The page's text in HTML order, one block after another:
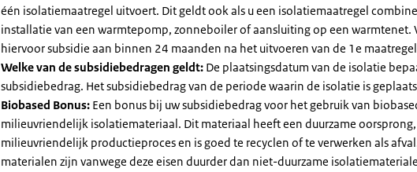
één isolatiemaatregel uitvoert. Dit geldt ook als u een isolatiemaatregel
installatie van een warmtepomp, zonneboiler of aansluiting op een warmtenet.
hiervoor subsidie aan binnen 24 maanden na het uitvoeren van de 1e
Welke van de subsidiebedragen geldt: De plaatsingsdatum van de isolatie
subsidiebedrag. Het subsidiebedrag van de periode waarin de isolatie is
Biobased Bonus: Een bonus bij uw subsidiebedrag voor het gebruik van
milieuvriendelijk isolatiemateriaal. Dit materiaal heeft een duurzame oorsprong,
milieuvriendelijk productieproces en is goed te recyclen of te verwerken als
materialen zijn vanwege deze eisen duurder dan niet-duurzame